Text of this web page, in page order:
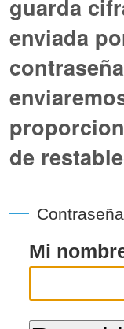
guarda
enviada
de
Mi